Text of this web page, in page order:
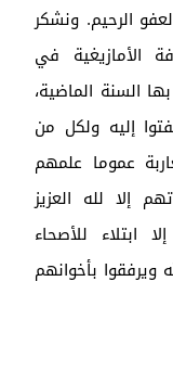
الرحيم. ونشكر
الأمازيغية في
السنة الماضية،
إليه ولكل من
عموما علمهم
إلا لله العزيز
ابتلاء للأصحاء
ويرفقوا بأخوانهم